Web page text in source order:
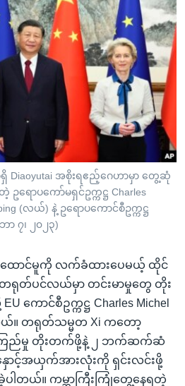
Diaoyutai အစိုးရဧည့်ဂေဟာမှာ တွေ့ဆုံ
ောပကော်မရှင်ဥက္ကဋ္ဌ Charles
(လယ်) နဲ့ ဥရောပကောင်စီဥက္ကဋ္ဌ
ာ ၇၊ ၂၀၂၃)
ောင်မူကို လက်ခံထားပေမယ့် ထိုင်
တရုတ်ပင်လယ်မှာ တင်းမာမှုတွေ တိုး
ကောင်စီဥက္ကဋ္ဌ Charles Michel
ယ်။ တရုတ်သမ္မတ Xi ကတော့
ကြည်မှု တိုးတက်ဖို့နဲ့ ၂ ဘက်ဆက်ဆံ
င့်အယှက်အားလုံးကို ရှင်းလင်းဖို့
ါတယ်။ ကမ္ဘာကြီးကြုံတွေ့နေရတဲ့